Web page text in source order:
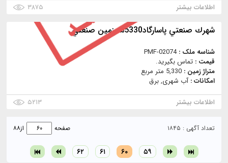
اطلاعات بیشتر
۳۸۷۵
شهرك صنعتي پاسارگاد5330مترزمين صنعتي
شناسه ملک :PMF-02074
قیمت : تماس بگیرید.
متراژ زمین : 5,330 متر مربع
امکانات :آب شهری, برق
اطلاعات بیشتر
۵۲۱۳
تعداد آگهی : ۱۸۴۵
۵۹ ۶۰ ۶۱ ۶۲
صفحه از۸۸